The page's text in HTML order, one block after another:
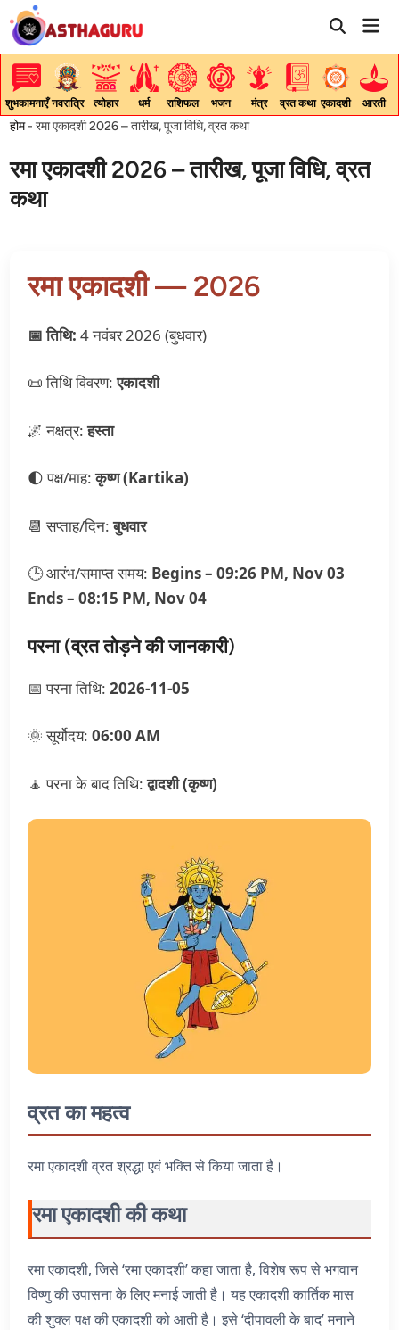
Skip
content
शुभकामनाएँ नवरात्रि त्योहार धर्म राशिफल भजन मंत्र व्रत कथा एकादशी आरती
होम-रमा एकादशी 2026 – तारीख, पूजा विधि, व्रत कथा
रमा एकादशी 2026 – तारीख, पूजा विधि, व्रत
कथा
रमा एकादशी — 2026
📅 तिथि:4 नवंबर 2026 (बुधवार)
📜 तिथि विवरण:एकादशी
🌌 नक्षत्र:हस्ता
🌓 पक्ष/माह:कृष्ण (Kartika)
📆 सप्ताह/दिन:बुधवार
🕒 आरंभ/समाप्त समय: Begins – 09:26 PM, Nov 03
Ends – 08:15 PM, Nov 04
परना (व्रत तोड़ने की जानकारी)
📅 परना तिथि:2026-11-05
🌞 सूर्योदय:06:00 AM
🧘 परना के बाद तिथि:द्वादशी (कृष्ण)
व्रत का महत्व
रमा एकादशी व्रत श्रद्धा एवं भक्ति से किया जाता है।
रमा एकादशी की कथा
रमा एकादशी, जिसे ‘रमा एकादशी’ कहा जाता है, विशेष रूप से भगवान
विष्णु की उपासना के लिए मनाई जाती है। यह एकादशी कार्तिक मास
की शुक्ल पक्ष की एकादशी को आती है। इसे ‘दीपावली के बाद’ मनाने